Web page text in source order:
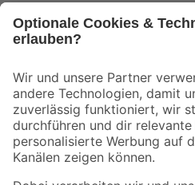
Der toom Newsletter: Keine Angebote
Zur Newsletter Anmeldung
Folge uns